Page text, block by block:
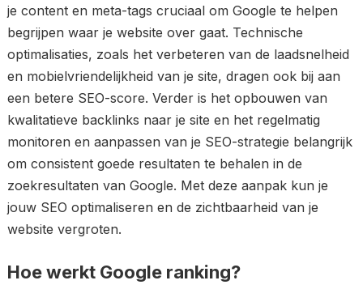
je content en meta-tags cruciaal om Google te helpen
begrijpen waar je website over gaat. Technische
optimalisaties, zoals het verbeteren van de laadsnelheid
en mobielvriendelijkheid van je site, dragen ook bij aan
een betere SEO-score. Verder is het opbouwen van
kwalitatieve backlinks naar je site en het regelmatig
monitoren en aanpassen van je SEO-strategie belangrijk
om consistent goede resultaten te behalen in de
zoekresultaten van Google. Met deze aanpak kun je
jouw SEO optimaliseren en de zichtbaarheid van je
website vergroten.
Hoe werkt Google ranking?